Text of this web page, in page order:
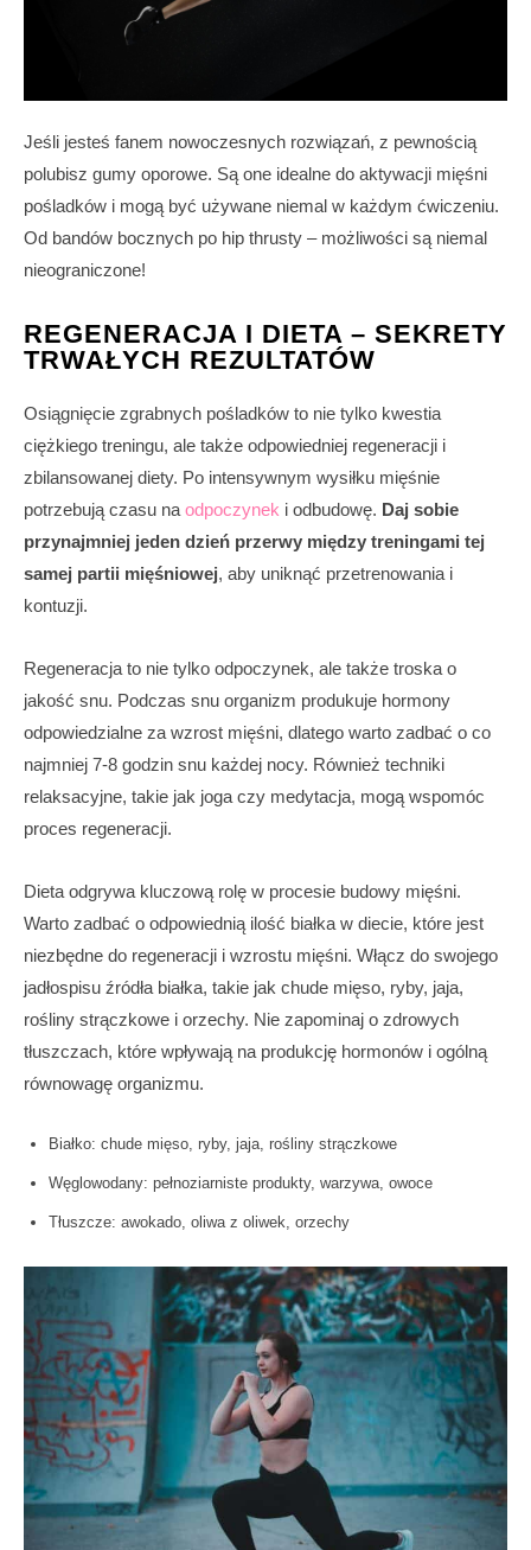
Jeśli jesteś fanem nowoczesnych rozwiązań, z pewnością
polubisz gumy oporowe. Są one idealne do aktywacji mięśni
pośladków i mogą być używane niemal w każdym ćwiczeniu.
Od bandów bocznych po hip thrusty – możliwości są niemal
nieograniczone!
REGENERACJA I DIETA – SEKRETY
TRWAŁYCH REZULTATÓW
Osiągnięcie zgrabnych pośladków to nie tylko kwestia
ciężkiego treningu, ale także odpowiedniej regeneracji i
zbilansowanej diety. Po intensywnym wysiłku mięśnie
potrzebują czasu na odpoczynek i odbudowę. Daj sobie
przynajmniej jeden dzień przerwy między treningami tej
samej partii mięśniowej, aby uniknąć przetrenowania i
kontuzji.
Regeneracja to nie tylko odpoczynek, ale także troska o
jakość snu. Podczas snu organizm produkuje hormony
odpowiedzialne za wzrost mięśni, dlatego warto zadbać o co
najmniej 7-8 godzin snu każdej nocy. Również techniki
relaksacyjne, takie jak joga czy medytacja, mogą wspomóc
proces regeneracji.
Dieta odgrywa kluczową rolę w procesie budowy mięśni.
Warto zadbać o odpowiednią ilość białka w diecie, które jest
niezbędne do regeneracji i wzrostu mięśni. Włącz do swojego
jadłospisu źródła białka, takie jak chude mięso, ryby, jaja,
rośliny strączkowe i orzechy. Nie zapominaj o zdrowych
tłuszczach, które wpływają na produkcję hormonów i ogólną
równowagę organizmu.
Białko: chude mięso, ryby, jaja, rośliny strączkowe
Węglowodany: pełnoziarniste produkty, warzywa, owoce
Tłuszcze: awokado, oliwa z oliwek, orzechy